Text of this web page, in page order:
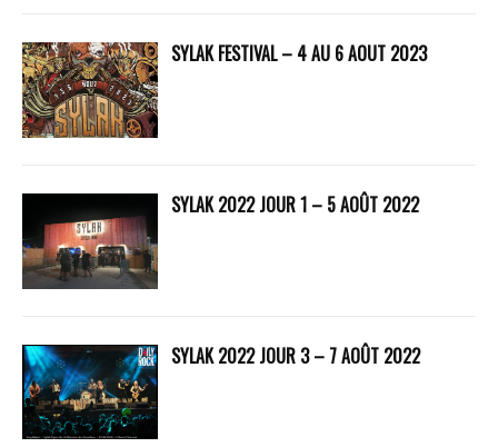
SYLAK FESTIVAL – 4 AU 6 AOUT 2023
SYLAK 2022 JOUR 1 – 5 AOÛT 2022
SYLAK 2022 JOUR 3 – 7 AOÛT 2022